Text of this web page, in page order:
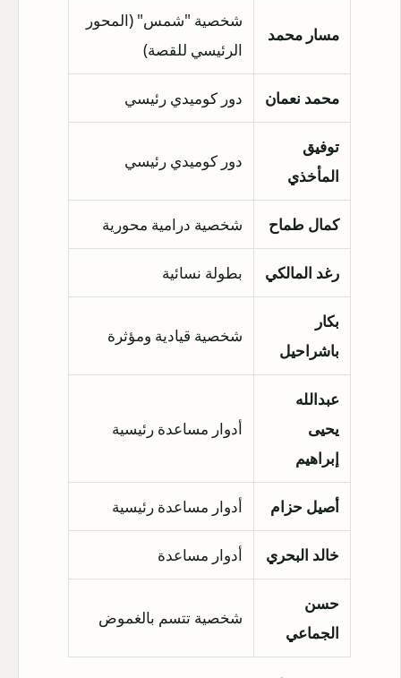
مسار محمد
شخصية "شمس" (المحور
الرئيسي للقصة)
محمد نعمان دور كوميدي رئيسي
توفيق
المأخذي
دور كوميدي رئيسي
كمال طماح شخصية درامية محورية
رغد المالكي بطولة نسائية
بكار
باشراحيل
شخصية قيادية ومؤثرة
عبدالله
يحيى
إبراهيم
أدوار مساعدة رئيسية
أصيل حزام أدوار مساعدة رئيسية
خالد البحري أدوار مساعدة
حسن
الجماعي
شخصية تتسم بالغموض